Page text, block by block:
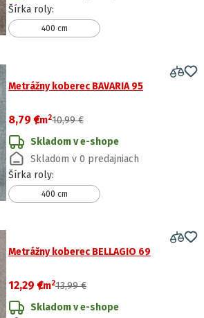
Šírka roly:
400 cm
Metrážny koberec BAVARIA 95
8,79 €
/m210,99 €
Skladom v e-shope
Skladom v 0 predajniach
Šírka roly:
400 cm
Metrážny koberec BELLAGIO 69
12,29 €
/m213,99 €
Skladom v e-shope